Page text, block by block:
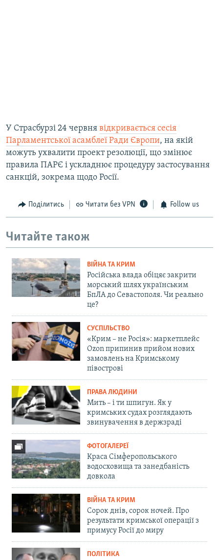
У Страсбурзі 24 червня відкривається сесія
Парламентської асамблеї Ради Європи, на якій
можуть ухвалити проект резолюції, що змінює
правила ПАРЄ і ускладнює процедуру застосування
санкцій, зокрема щодо Росії.
Поділитись Читати без VPN Follow us
Читайте також
ВІЙНА ТА КРИМ
Російська влада обіцяє закрити
морський шлях українським
БпЛА до Севастополя. Чи реально
це?
СУСПІЛЬСТВО
«Крим – не Росія»: маркетплейс
Ozon припинив прийом нових
замовлень на Кримському
півострові
ПРАВА ЛЮДИНИ
Мить – і ти шпигун. Як у
кримських судах розглядають
звинувачення в держзраді
ФОТОГАЛЕРЕЇ
Краса Сімферопольського
водосховища та занедбаність
довкола
ВІЙНА ТА КРИМ
Сорок днів, сорок ночей. Про
результати кримської операції з
примусу Росії до миру
ПОЛІТИКА